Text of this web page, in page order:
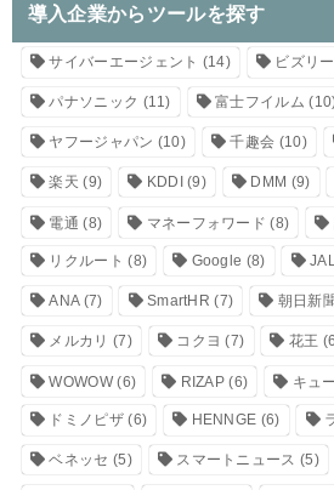
導入企業からツールを探す
サイバーエージェント (14) ビズリ
パナソニック (11) 富士フイルム
ヤフージャパン (10) 千趣会 (10)
楽天 (9) KDDI (9) DMM (9)
電通 (8) マネーフォワード (8)
リクルート (8) Google (8)
ANA(7) SmartHR (7) 朝日新
メルカリ (7) コクヨ (7) 花王
WOWOW(6) RIZAP (6) キュ
ドミノピザ(6) HENNGE (6)
ベネッセ (5) スマートニュース (5)